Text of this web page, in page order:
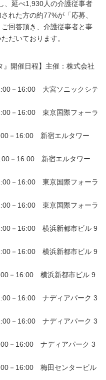
、延べ1,930人の介護従事者
れた方の約77%が「応募、
回答頂き、介護従事者と事
だいております。
』開催日程】主催：株式会社
16:00 大宮ソニックシテ
16:00 東京国際フォーラ
16:00 新宿エルタワー
－16:00 新宿エルタワー
16:00 東京国際フォーラ
16:00 東京国際フォーラ
16:00 横浜新都市ビル 9
16:00 横浜新都市ビル 9
16:00 横浜新都市ビル 9
－16:00 ナディアパーク 3
－16:00 ナディアパーク 3
16:00 ナディアパーク 3
16:00 梅田センタービル